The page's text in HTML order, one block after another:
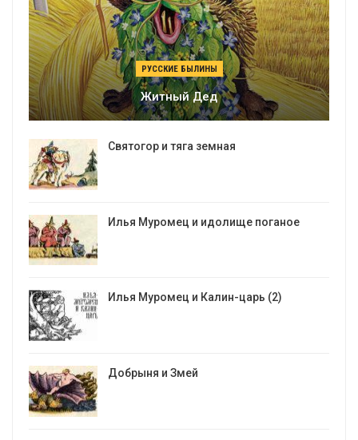
РУССКИЕ БЫЛИНЫ
Житный Дед
Святогор и тяга земная
Илья Муромец и идолище поганое
Илья Муромец и Калин-царь (2)
Добрыня и Змей